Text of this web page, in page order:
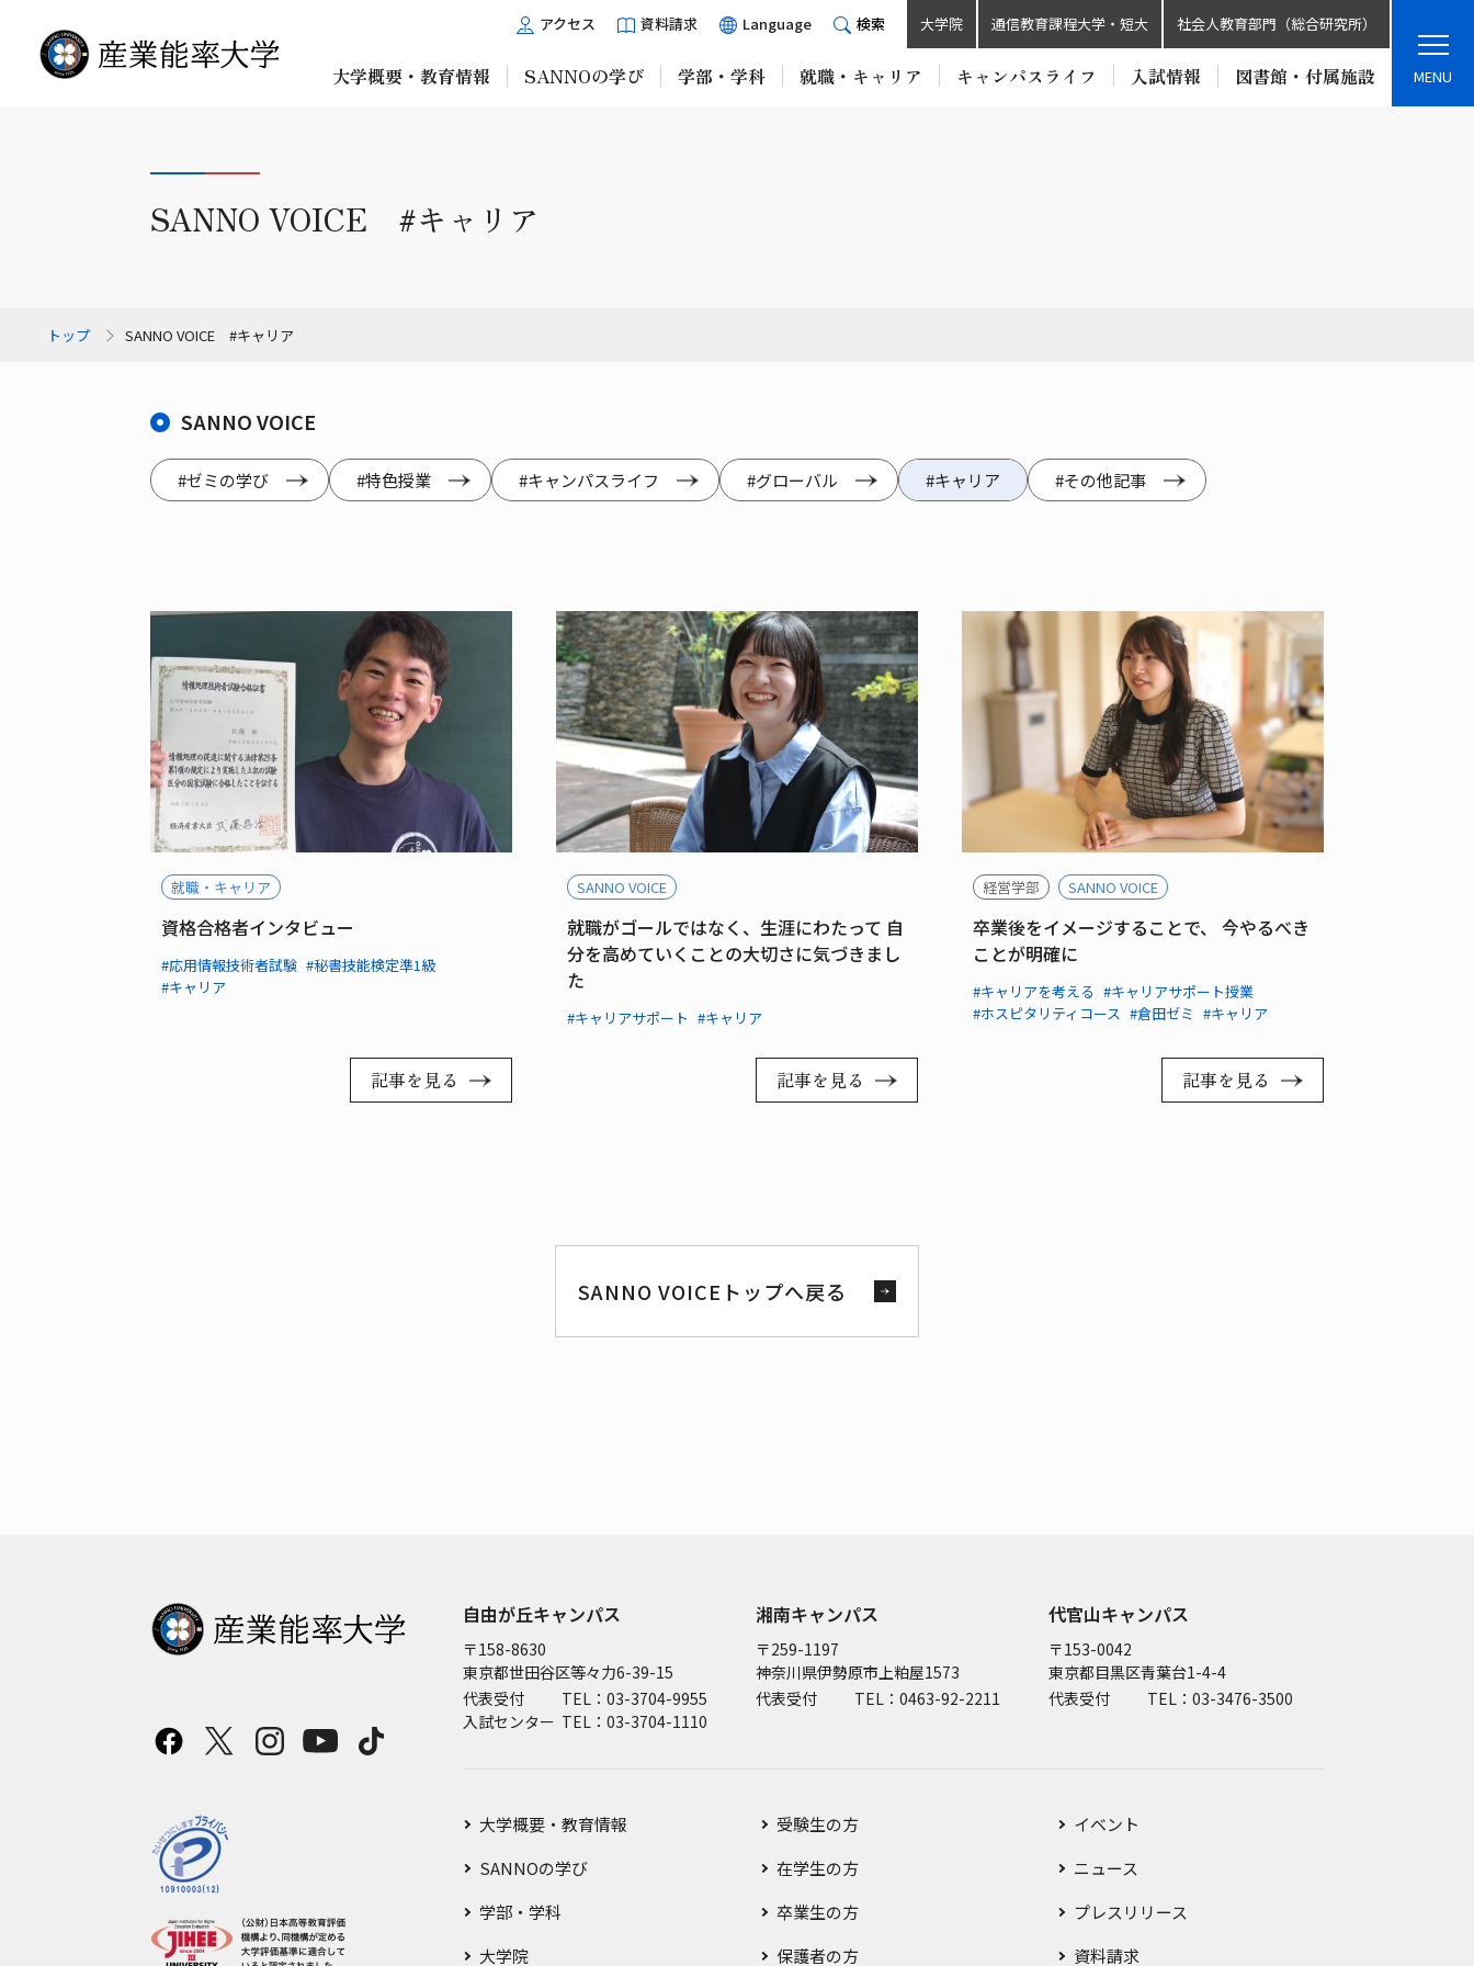
アクセス 資料請求 Language 検索 大学院 通信教育課程大学・短大 社会人教育部門（総合研究所）
大学概要・教育情報 SANNOの学び 学部・学科 就職・キャリア キャンパスライフ 入試情報 図書館・付属施設 MENU
SANNO VOICE #キャリア
トップ SANNO VOICE #キャリア
SANNO VOICE
#ゼミの学び #特色授業 #キャンパスライフ #グローバル #キャリア #その他記事
就職・キャリア
資格合格者インタビュー
#応用情報技術者試験 #秘書技能検定準1級
#キャリア
記事を見る
SANNO VOICE
就職がゴールではなく、生涯にわたって 自
分を高めていくことの大切さに気づきまし
た
#キャリアサポート #キャリア
記事を見る
経営学部 SANNO VOICE
卒業後をイメージすることで、 今やるべき
ことが明確に
#キャリアを考える #キャリアサポート授業
#ホスピタリティコース #倉田ゼミ #キャリア
記事を見る
SANNO VOICEトップへ戻る
自由が丘キャンパス
〒158-8630
東京都世田谷区等々力6-39-15
代表受付
TEL：03-3704-9955
入試センター TEL：03-3704-1110
湘南キャンパス
〒259-1197
神奈川県伊勢原市上粕屋1573
代表受付
TEL：0463-92-2211
代官山キャンパス
〒153-0042
東京都目黒区青葉台1-4-4
代表受付
TEL：03-3476-3500
大学概要・教育情報
SANNOの学び
学部・学科
大学院
受験生の方
在学生の方
卒業生の方
保護者の方
イベント
ニュース
プレスリリース
資料請求